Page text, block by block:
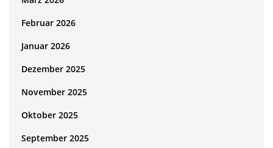
Februar 2026
Januar 2026
Dezember 2025
November 2025
Oktober 2025
September 2025